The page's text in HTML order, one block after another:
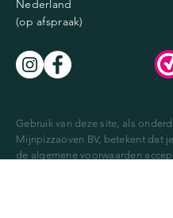
Nederland
(op afspraak)
Gebruik van deze site, als
Mijnpizzaoven BV, betekent dat je
de algemene voorwaarden